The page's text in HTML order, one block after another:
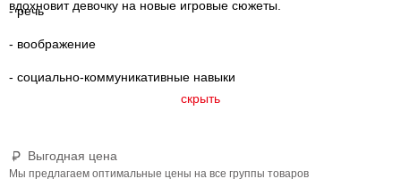
вдохновит девочку на новые игровые сюжеты.
- речь
- воображение
- социально-коммуникативные навыки
скрыть
Выгодная цена
Мы предлагаем оптимальные цены на все группы товаров